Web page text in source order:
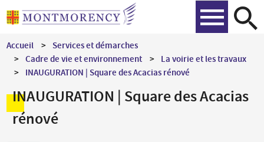
Aller
au
principal
Accueil
Services et démarches
Cadre de vie et environnement
La voirie et les travaux
INAUGURATION | Square des Acacias rénové
INAUGURATION | Square des Acacias
rénové